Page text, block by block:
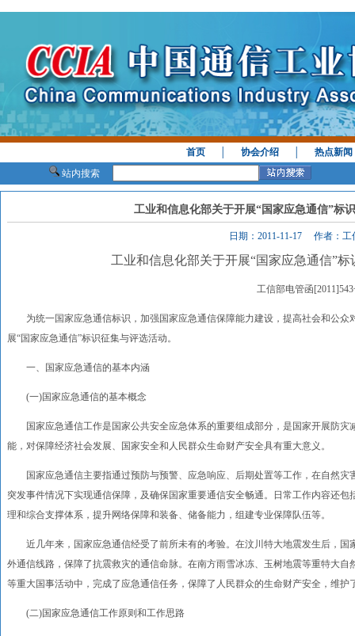
首页 │协会介绍 │热点新闻
站内搜索
工业和信息化部关于开展“国家应急通信”标
日期：2011-11-17 作者：工
工业和信息化部关于开展“国家应急通信”
工信部电管函[2011]543
为统一国家应急通信标识，加强国家应急通信保障能力建设，提高社会和公众
展“国家应急通信”标识征集与评选活动。
一、国家应急通信的基本内涵
(一)国家应急通信的基本概念
国家应急通信工作是国家公共安全应急体系的重要组成部分，是国家开展防灾
能，对保障经济社会发展、国家安全和人民群众生命财产安全具有重大意义。
国家应急通信主要指通过预防与预警、应急响应、后期处置等工作，在自然灾
突发事件情况下实现通信保障，及确保国家重要通信安全畅通。日常工作内容还
理和综合支撑体系，提升网络保障和装备、储备能力，组建专业保障队伍等。
近几年来，国家应急通信经受了前所未有的考验。在汶川特大地震发生后，国
外通信线路，保障了抗震救灾的通信命脉。在南方雨雪冰冻、玉树地震等重特大
等重大国事活动中，完成了应急通信任务，保障了人民群众的生命财产安全，维护
(二)国家应急通信工作原则和工作思路